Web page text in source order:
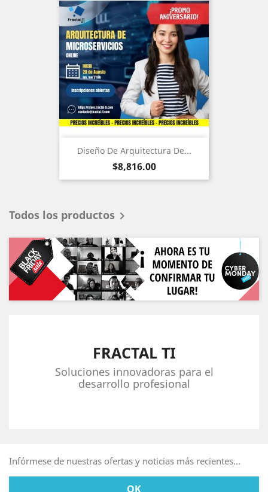
Diseño De Arquitectura De...
Precio
$8,816.00
Todos los productos 
FRACTAL TI
Soluciones innovadoras para el
desarrollo profesional
Infórmese de nuestras ofertas y noticias más recientes...